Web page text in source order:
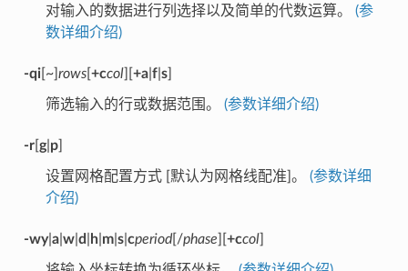
对输入的数据进行列选择以及简单的代数运算。 (参
数详细介绍)
-qi[~] rows[ +ccol][ +a| f| s]
筛选输入的行或数据范围。 (参数详细介绍)
-r[ g| p]
设置网格配置方式 [默认为网格线配准]。 (参数详细
介绍)
-wy|a| w| d h| m| s| cperiod[/phase +ccol]